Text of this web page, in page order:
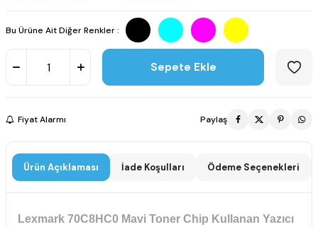
Bu Ürüne Ait Diğer Renkler :
Sepete Ekle
Fiyat Alarmı Paylaş
Ürün Açıklaması İade Koşulları Ödeme Seçenekleri
Lexmark 70C8HC0 Mavi Toner Chip Kullanan Yazıcı